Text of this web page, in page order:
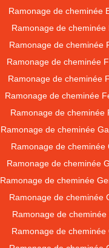
Ramonage de cheminée
Ramonage de cheminée
Ramonage de cheminée
Ramonage de cheminée
Ramonage de cheminée
Ramonage de cheminée
Ramonage de cheminée
Ramonage de cheminée
Ramonage de cheminée
Ramonage de cheminée
Ramonage de cheminée
Ramonage de cheminée
Ramonage de cheminée
Ramonage de cheminée